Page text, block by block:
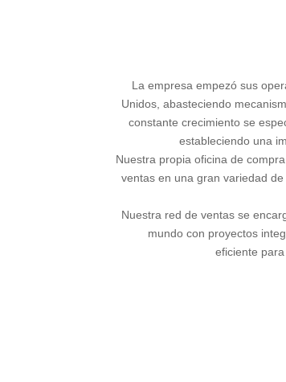
La empresa empezó sus
Unidos, abasteciendo
constante crecimiento se
estableciendo una
Nuestra propia oficina de
ventas en una gran variedad
Nuestra red de ventas se
mundo con proyectos
eficiente